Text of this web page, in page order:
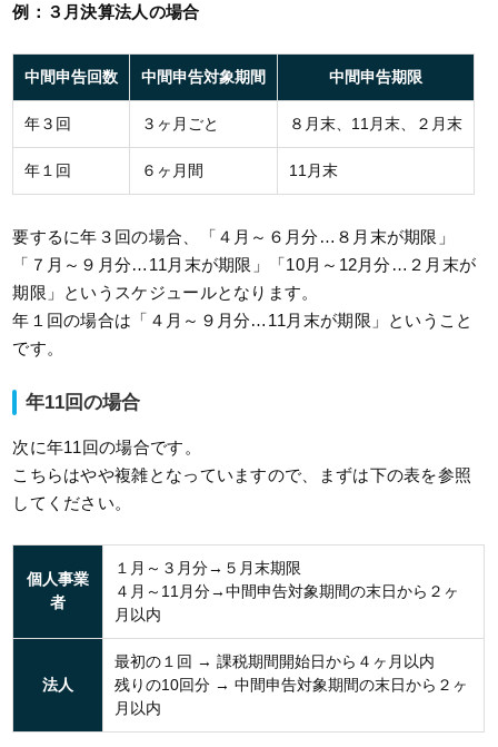
例：３月決算法人の場合
中間申告回数 中間申告対象期間 中間申告期限
年３回 ３ヶ月ごと ８月末、11月末、２月末
年１回 ６ヶ月間 11月末
要するに年３回の場合、「４月～６月分…８月末が期限」
「７月～９月分…11月末が期限」「10月～12月分…２月末が
期限」というスケジュールとなります。
年１回の場合は「４月～９月分…11月末が期限」ということ
です。
年11回の場合
次に年11回の場合です。
こちらはやや複雑となっていますので、まずは下の表を参照
してください。
個人事業
者
１月～３月分→５月末期限
４月～11月分→中間申告対象期間の末日から２ヶ
月以内
法人
最初の１回 → 課税期間開始日から４ヶ月以内
残りの10回分 → 中間申告対象期間の末日から２ヶ
月以内